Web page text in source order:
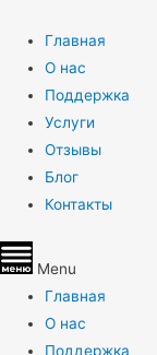
Главная
О нас
Поддержка
Услуги
Отзывы
Блог
Контакты
Menu
Главная
О нас
Поддержка